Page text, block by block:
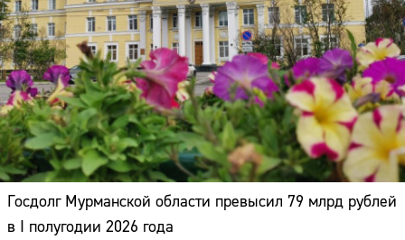
Госдолг Мурманской области превысил 79 млрд рублей
в I полугодии 2026 года